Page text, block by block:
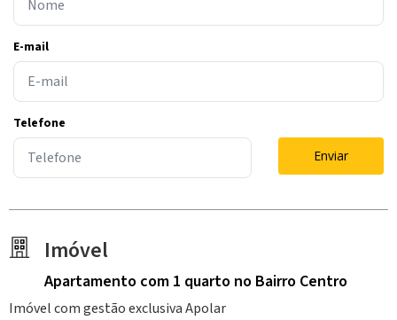
E-mail
Telefone
Enviar
Imóvel
Apartamento com 1 quarto no Bairro Centro
Imóvel com gestão exclusiva Apolar